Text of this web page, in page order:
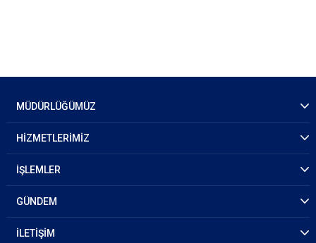
MÜDÜRLÜĞÜMÜZ
HİZMETLERİMİZ
İŞLEMLER
GÜNDEM
İLETİŞİM